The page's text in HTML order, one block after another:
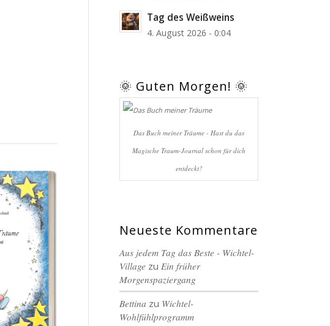
Tag des Weißweins
4. August 2026 - 0:04
🌞 Guten Morgen! 🌞
Das Buch meiner Träume - Hast du das
Magische Traum-Journal schon für dich
entdeckt?
Neueste Kommentare
Aus jedem Tag das Beste - Wichtel-
Village zu Ein früher
Morgenspaziergang
Bettina zu Wichtel-
Wohlfühlprogramm